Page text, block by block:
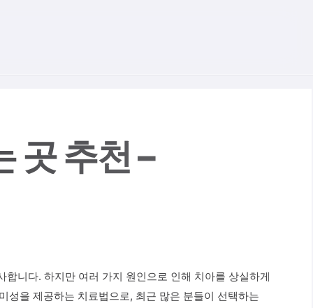
곳 추천 –
니다. 하지만 여러 가지 원인으로 인해 치아를 상실하게
성을 제공하는 치료법으로, 최근 많은 분들이 선택하는